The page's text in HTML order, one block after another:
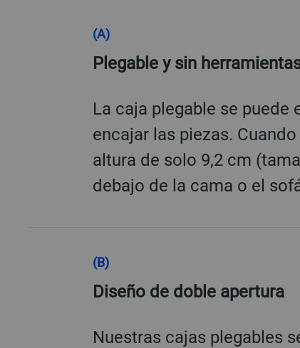
(A)
Plegable y sin
La caja plegable se
encajar las piezas.
altura de solo 9,2 cm
debajo de la cama o el
(B)
Diseño de doble apertura
Nuestras cajas plegables